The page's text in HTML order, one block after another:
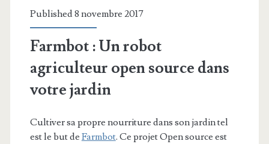
Published 8 novembre 2017
Farmbot : Un robot
agriculteur open source dans
votre jardin
Cultiver sa propre nourriture dans son jardin tel
est le but de Farmbot. Ce projet Open source est